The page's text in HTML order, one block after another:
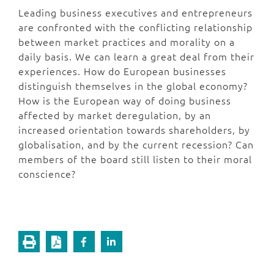
Leading business executives and entrepreneurs
are confronted with the conflicting relationship
between market practices and morality on a
daily basis. We can learn a great deal from their
experiences. How do European businesses
distinguish themselves in the global economy?
How is the European way of doing business
affected by market deregulation, by an
increased orientation towards shareholders, by
globalisation, and by the current recession? Can
members of the board still listen to their moral
conscience?